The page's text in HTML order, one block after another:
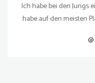
Ich habe bei den Jungs
habe auf den meisten